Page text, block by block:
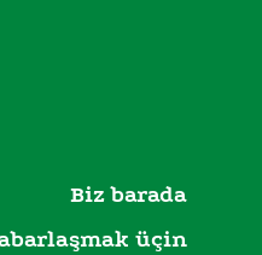
Biz barada
üçin